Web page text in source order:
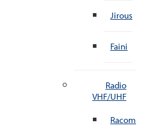
Jirous
Faini
Radio
VHF/UHF
Racom